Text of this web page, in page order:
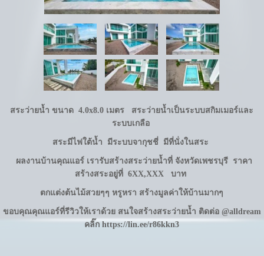
สระว่ายน้ำขนาด 4.0x8.0 เมตร สระว่ายน้ำเป็นระบบสกิมเมอร์และ
ระบบเกลือ
สระมีไฟใต้น้ำ มีระบบจากุชชี่ มีที่นั่งในสระ
ผลงานบ้านคุณแอร์ เรารับสร้างสระว่ายน้ำที่ จังหวัดเพชรบุรี ราคา
สร้างสระอยู่ที่ 6XX,XXX บาท
ตกแต่งต้นไม้สวยๆๆ หรูหรา สร้างมูลค่าให้บ้านมากๆ
ขอบคุณคุณแอร์ที่รีวิวให้เราด้วย สนใจสร้างสระว่ายน้ำ ติดต่อ @alldream
คลิ๊กhttps://lin.ee/r86kkn3